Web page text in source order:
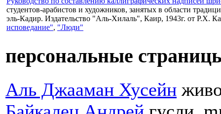
студентов-арабистов и художников, занятых в области
эль-Кадир. Издательство "Аль-Хилаль", Каир, 1943г. от Р.Х.
исповедание", "Люди"
персональные
Аль Джааман Хусейн